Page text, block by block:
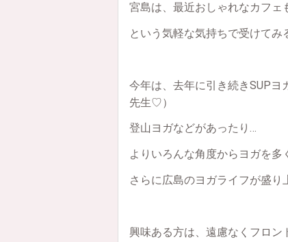
宮島は、最近おしゃれなカフェ
という気軽な気持ちで受けて
今年は、去年に引き続きSUP
先生♡）
登山ヨガなどがあったり…
よりいろんな角度からヨガを多
さらに広島のヨガライフが盛り
興味ある方は、遠慮なくフロン